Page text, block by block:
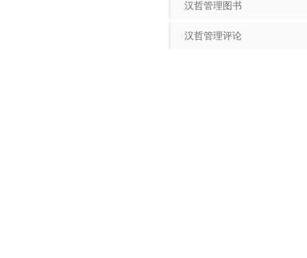
汉哲管理图书
汉哲管理评论